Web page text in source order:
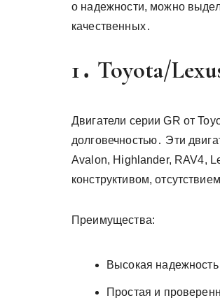
о надежности, можно
качественных․
1․ Toyota/
Двигатели серии GR от
долговечностью․ Эти
Avalon, Highlander, RAV4,
конструктивом,
Преимущества:
Высокая надежность
Простая и